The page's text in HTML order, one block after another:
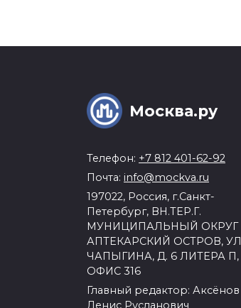
Москва.ру
Телефон: +7 812 401-62-92
Почта: info@mockva.ru
197022, Россия, г.Санкт-
Петербург, ВН.ТЕР.Г.
МУНИЦИПАЛЬНЫЙ ОКРУГ
АПТЕКАРСКИЙ ОСТРОВ, УЛ
ЧАПЫГИНА, Д. 6 ЛИТЕРА П,
ОФИС 316
Главный редактор: Аксёнов
Денис Русланович